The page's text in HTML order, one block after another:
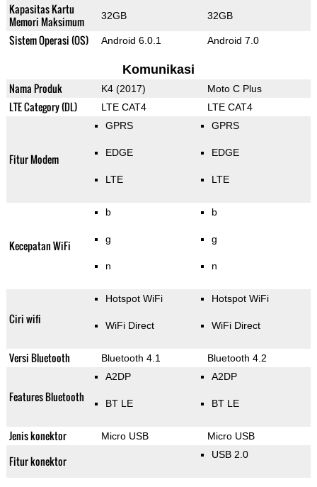
Kapasitas Kartu
Memori Maksimum
32GB 32GB
Sistem Operasi (OS) Android 6.0.1 Android 7.0
Komunikasi
Nama Produk K4 (2017) Moto C Plus
LTE Category (DL) LTE CAT4 LTE CAT4
Fitur Modem
GPRS
EDGE
LTE
GPRS
EDGE
LTE
Kecepatan WiFi
b
g
n
b
g
n
Ciri wifi
Hotspot WiFi
WiFi Direct
Hotspot WiFi
WiFi Direct
Versi Bluetooth Bluetooth 4.1 Bluetooth 4.2
Features Bluetooth
A2DP
BT LE
A2DP
BT LE
Jenis konektor Micro USB Micro USB
Fitur konektor USB 2.0